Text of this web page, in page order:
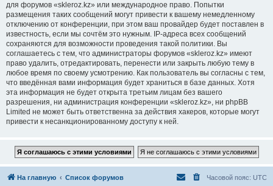
для форумов «skleroz.kz» или международное право. Попытки
размещения таких сообщений могут привести к вашему немедленному
отключению от конференции, при этом ваш провайдер будет поставлен в
известность, если мы сочтём это нужным. IP-адреса всех сообщений
сохраняются для возможности проведения такой политики. Вы
соглашаетесь с тем, что администраторы форумов «skleroz.kz» имеют
право удалить, отредактировать, перенести или закрыть любую тему в
любое время по своему усмотрению. Как пользователь вы согласны с тем,
что введённая вами информация будет храниться в базе данных. Хотя
эта информация не будет открыта третьим лицам без вашего
разрешения, ни администрация конференции «skleroz.kz», ни phpBB
Limited не может быть ответственна за действия хакеров, которые могут
привести к несанкционированному доступу к ней.
На главную Список форумов Часовой пояс: UTC